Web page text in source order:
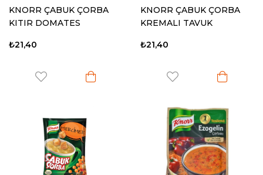
KNORR ÇABUK ÇORBA
KITIR DOMATES
₺21,40
KNORR ÇABUK ÇORBA
KREMALI TAVUK
₺21,40